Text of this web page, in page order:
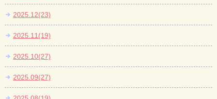
2025.12(23)
2025.11(19)
2025.10(27)
2025.09(27)